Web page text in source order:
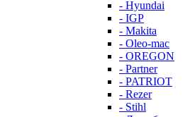
- Hyundai
- IGP
- Makita
- Oleo-mac
- OREGON
- Partner
- PATRIOT
- Rezer
- Stihl